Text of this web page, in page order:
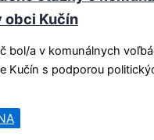
obci Kučín
bol/a v komunálnych
Kučín s podporou